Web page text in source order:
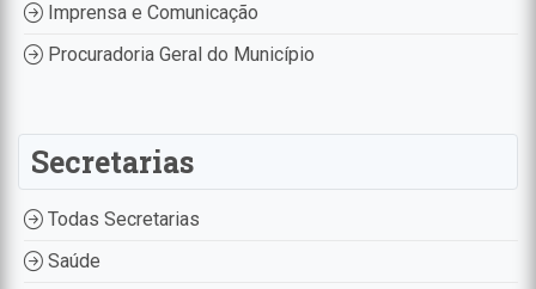
Imprensa e Comunicação
Procuradoria Geral do Município
Secretarias
Todas Secretarias
Saúde